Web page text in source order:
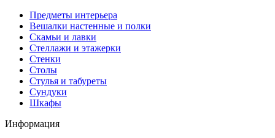
Предметы интерьера
Вешалки настенные и полки
Скамьи и лавки
Стеллажи и этажерки
Стенки
Столы
Стулья и табуреты
Сундуки
Шкафы
Информация